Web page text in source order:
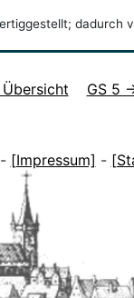
dadurch
Übersicht GS 5
- [Impressum] -